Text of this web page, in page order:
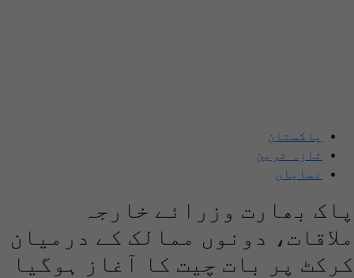
پاکستان
تازہ ترین
نمایاں
پاک بھارت وزرائے خارجہ
ملاقات، دونوں ممالک کے درمیان
کرکٹ پر بات چیت کا آغاز ہوگیا